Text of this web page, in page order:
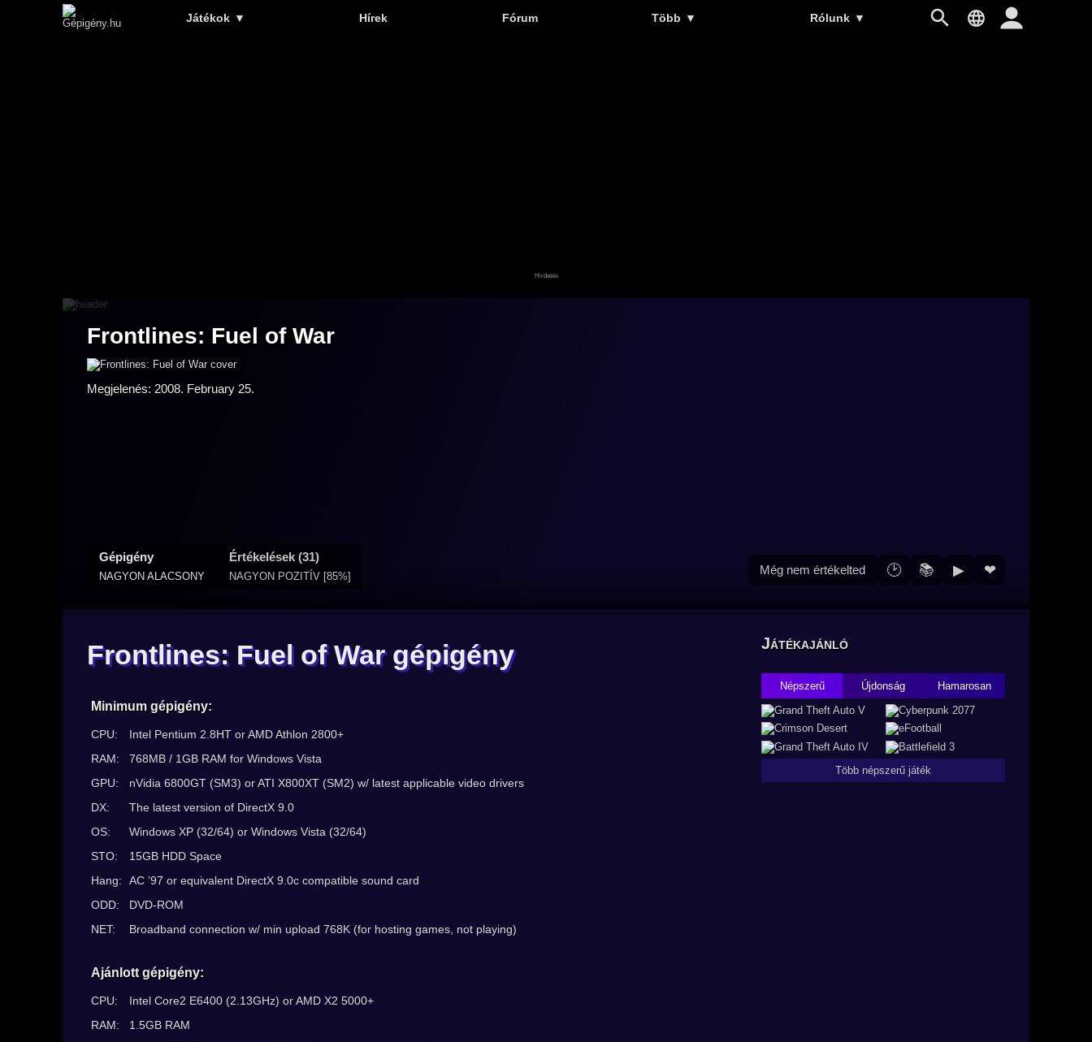
Játékok ▼ Hírek Fórum Több ▼ Rólunk ▼
Frontlines: Fuel of War
Megjelenés: 2008. February 25.
Gépigény
NAGYON ALACSONY
Értékelések (31)
NAGYON POZITÍV [85%] Még nem értékelted 🕑 📚 ▶ ❤
Frontlines: Fuel of War gépigény
Minimum gépigény:
CPU:
Intel Pentium 2.8HT or AMD Athlon 2800+
RAM:
768MB / 1GB RAM for Windows Vista
GPU:
nVidia 6800GT (SM3) or ATI X800XT (SM2) w/ latest applicable video drivers
DX:
The latest version of DirectX 9.0
OS:
Windows XP (32/64) or Windows Vista (32/64)
STO:
15GB HDD Space
Hang:
AC ’97 or equivalent DirectX 9.0c compatible sound card
ODD:
DVD-ROM
NET:
Broadband connection w/ min upload 768K (for hosting games, not playing)
Ajánlott gépigény:
CPU:
Intel Core2 E6400 (2.13GHz) or AMD X2 5000+
RAM:
1.5GB RAM
Játékajánló
Népszerű Újdonság Hamarosan
Több népszerű játék